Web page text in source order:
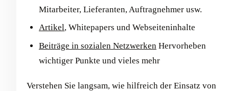
Mitarbeiter, Lieferanten, Auftragnehmer usw.
Artikel, Whitepapers und Webseiteninhalte
Beiträge in sozialen Netzwerken Hervorheben
wichtiger Punkte und vieles mehr
Verstehen Sie langsam, wie hilfreich der Einsatz von